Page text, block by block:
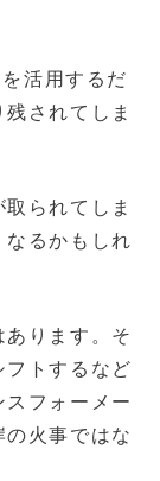
活用するだ
されてしま
られてしま
るかもしれ
ります。そ
トするなど
フォーメー
火事ではな